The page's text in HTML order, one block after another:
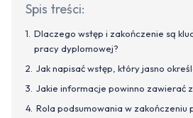
Spis treści:
Dlaczego wstęp i zakończenie są
pracy dyplomowej?
Jak napisać wstęp, który jasno
Jakie informacje powinno zawierać
Rola podsumowania w zakończeniu